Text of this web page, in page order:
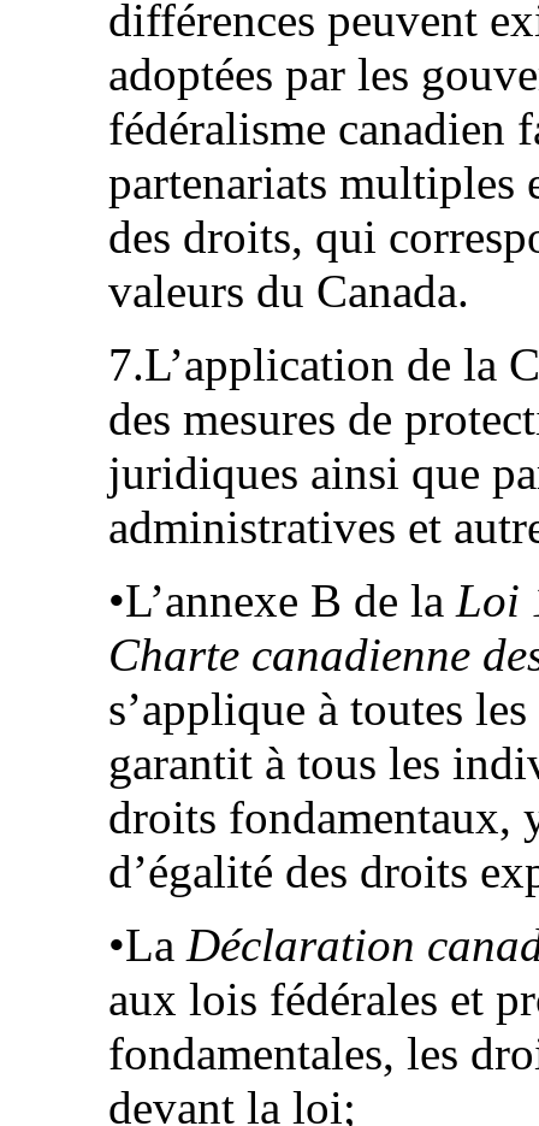
différences peuvent
adoptées par les
fédéralisme canadien
partenariats multiples
des droits, qui
valeurs du Canada.
7.L’application de la
des mesures de
juridiques ainsi que
administratives et
•L’annexe B de la Loi
Charte canadienne
s’applique à toutes
garantit à tous les
droits fondamentaux,
d’égalité des droits
•La Déclaration
aux lois fédérales et
fondamentales, les
devant la loi;